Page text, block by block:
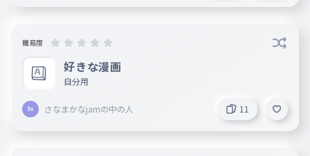
すふぇん
031
エクメア
えくめあ
月人の王
ャラがいたら気軽にコメントで教えてください！
難易度
好きな漫画
自分用
さなまかなjamの中の人 11